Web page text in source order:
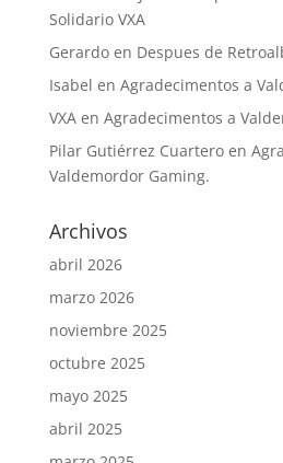
Solidario VXA
Gerardoen Despues de
Isabel en Agradecimentos a
VXAen Agradecimentos a
Pilar Gutiérrez Cuarteroen
Valdemordor Gaming.
Archivos
abril 2026
marzo 2026
noviembre 2025
octubre 2025
mayo 2025
abril 2025